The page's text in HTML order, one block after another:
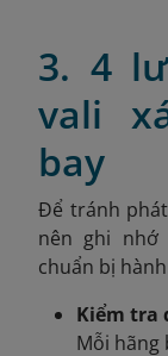
3. 4
vali
bay
Để tránh
nên ghi
chuẩn bị
Kiểm tra
Mỗi hãng